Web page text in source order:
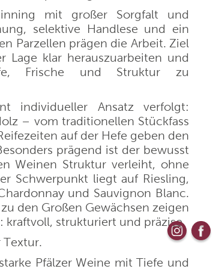
Weingut Wittmann
Kloster Neustift
La Raia
Bouvet Ladubay
Weingut Markus Molitor
Azienda Agricola Plantamura
Cantine Torrevento
mit großer Sorgfalt und
selektive Handlese und ein
Parzellen prägen die Arbeit. Ziel
Lage klar herauszuarbeiten und
Frische und Struktur zu
individueller Ansatz verfolgt:
– vom traditionellen Stückfass
auf der Hefe geben den
prägend ist der bewusst
Weinen Struktur verleiht, ohne
Schwerpunkt liegt auf Riesling,
und Sauvignon Blanc.
den Großen Gewächsen zeigen
kraftvoll, strukturiert und präzise.
Textur.
Pfälzer Weine mit Tiefe und